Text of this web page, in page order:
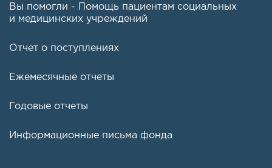
Вы помогли - Помощь пациентам социальных
и медицинских учреждений
Отчет о поступлениях
Ежемесячные отчеты
Годовые отчеты
Информационные письма фонда